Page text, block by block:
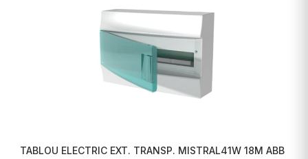
TABLOU ELECTRIC EXT. TRANSP. MISTRAL41W 18M ABB